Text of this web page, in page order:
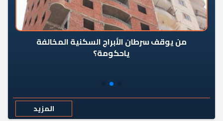
من يوقف سرطان الأبراج السكنية المخالفة
ياحكومة؟
المزيد